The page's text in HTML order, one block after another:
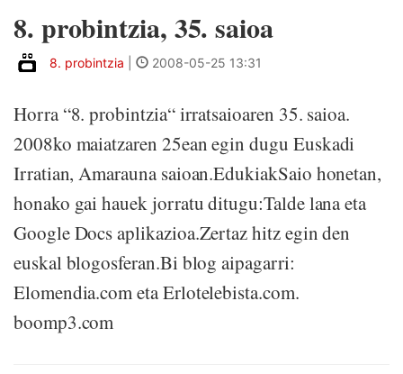
8. probintzia, 35. saioa
8. probintzia 2008-05-25 13:31
Horra “8. probintzia“ irratsaioaren 35. saioa.
2008ko maiatzaren 25ean egin dugu Euskadi
Irratian, Amarauna saioan.EdukiakSaio honetan,
honako gai hauek jorratu ditugu:Talde lana eta
Google Docs aplikazioa.Zertaz hitz egin den
euskal blogosferan.Bi blog aipagarri:
Elomendia.com eta Erlotelebista.com.
boomp3.com